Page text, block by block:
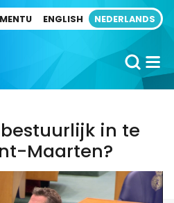
ENGLISH NEDERLANDS
in te
Maarten?